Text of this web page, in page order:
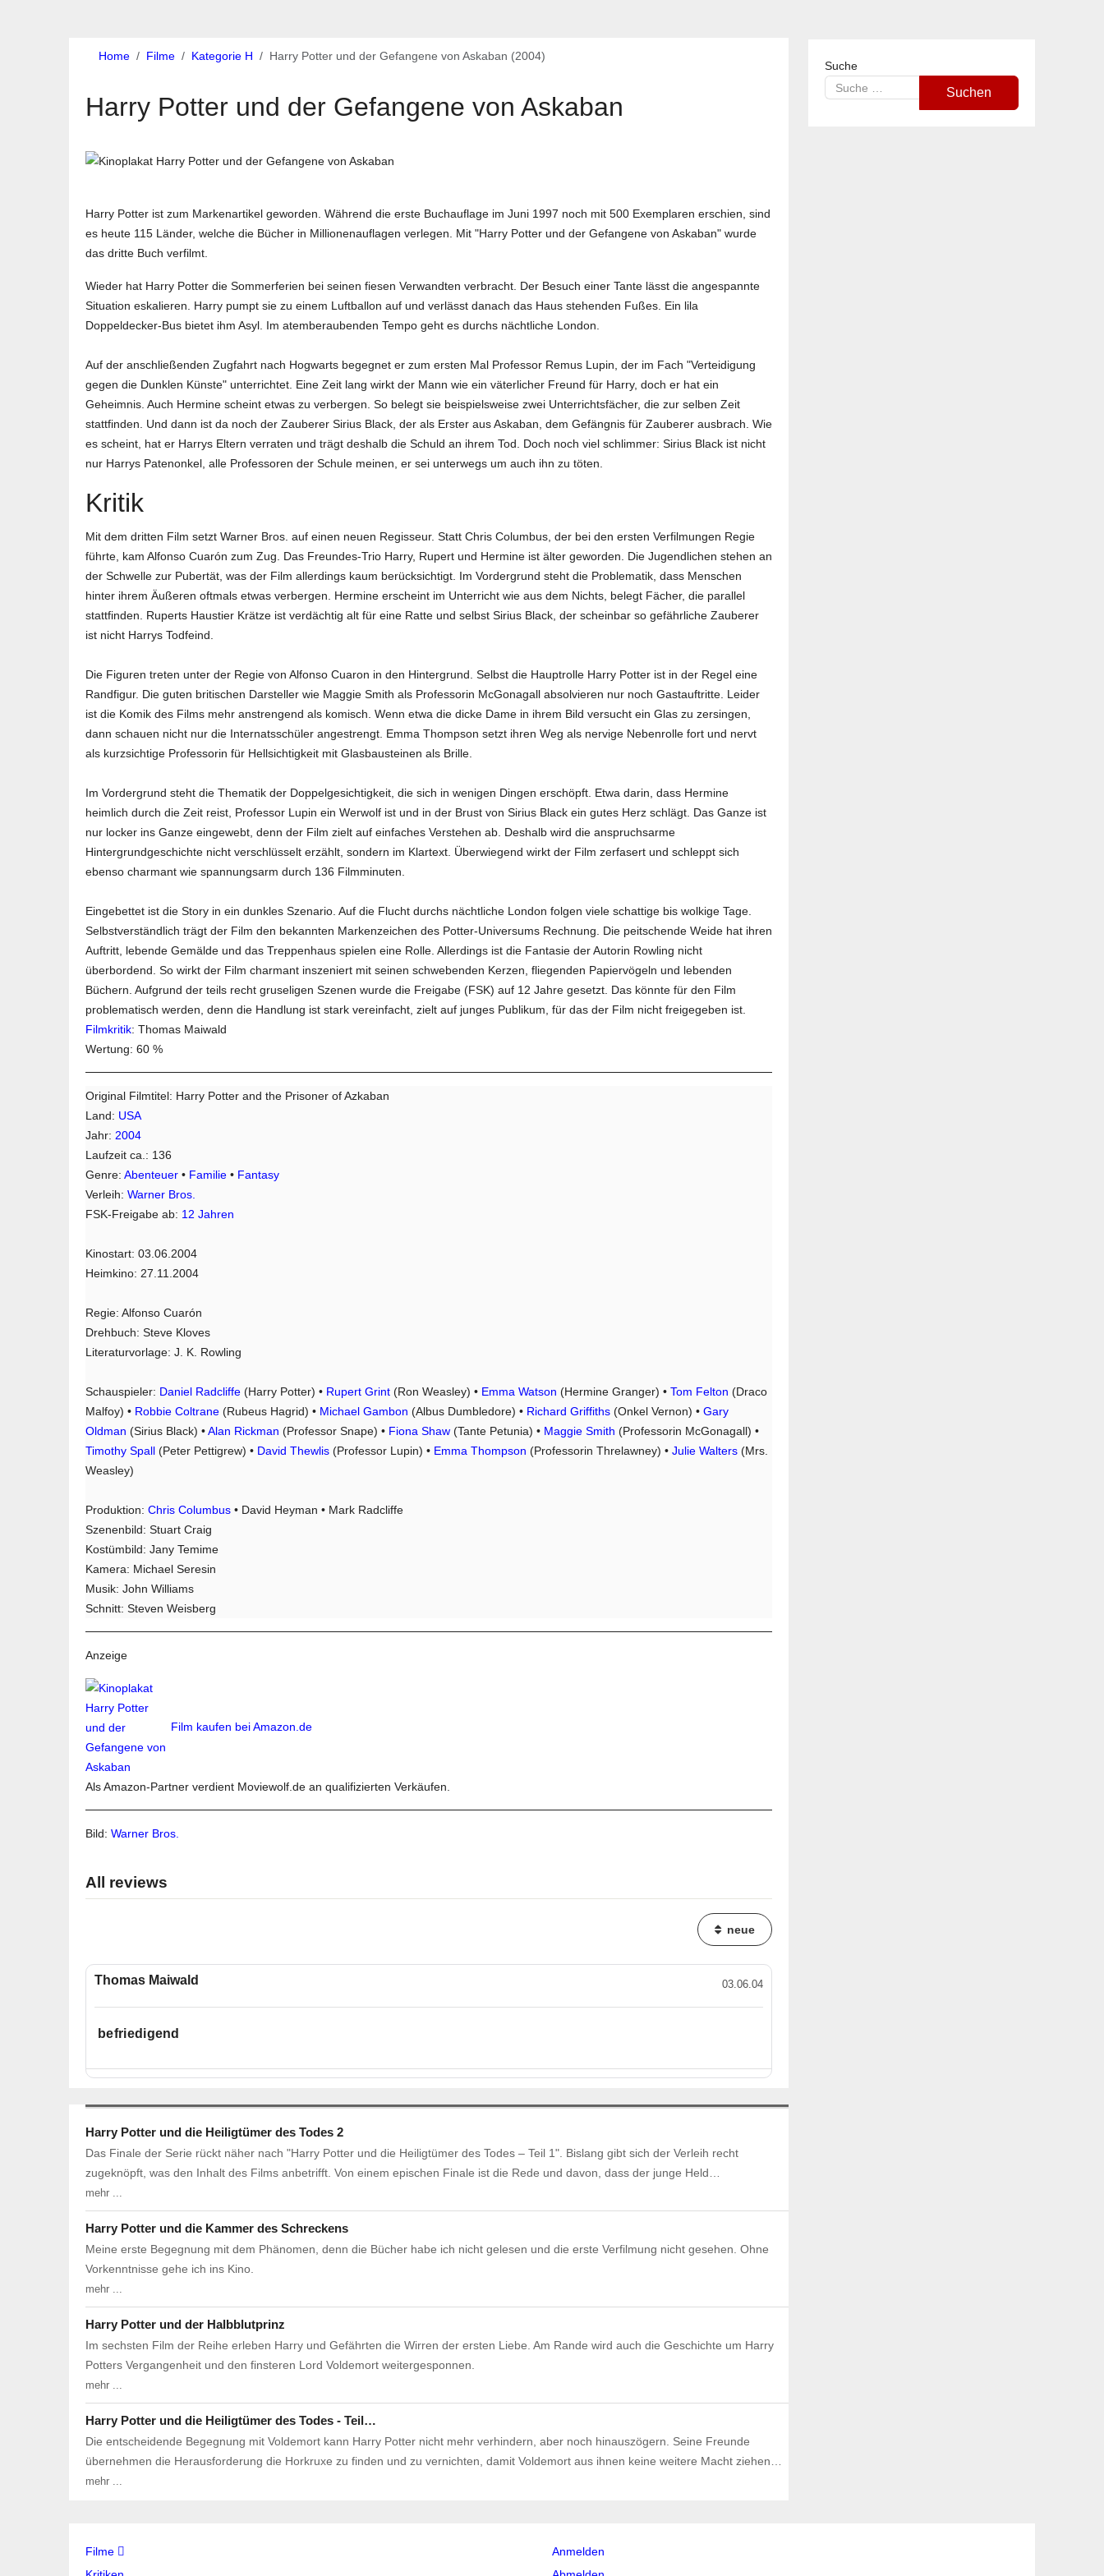
Home Filme Kategorie H Harry Potter und der Gefangene von Askaban (2004)
Harry Potter und der Gefangene von Askaban
Harry Potter ist zum Markenartikel geworden. Während die erste Buchauflage im Juni 1997 noch mit 500 Exemplaren erschien, sind
es heute 115 Länder, welche die Bücher in Millionenauflagen verlegen. Mit "Harry Potter und der Gefangene von Askaban" wurde
das dritte Buch verfilmt.
Wieder hat Harry Potter die Sommerferien bei seinen fiesen Verwandten verbracht. Der Besuch einer Tante lässt die angespannte
Situation eskalieren. Harry pumpt sie zu einem Luftballon auf und verlässt danach das Haus stehenden Fußes. Ein lila
Doppeldecker-Bus bietet ihm Asyl. Im atemberaubenden Tempo geht es durchs nächtliche London.
Auf der anschließenden Zugfahrt nach Hogwarts begegnet er zum ersten Mal Professor Remus Lupin, der im Fach "Verteidigung
gegen die Dunklen Künste" unterrichtet. Eine Zeit lang wirkt der Mann wie ein väterlicher Freund für Harry, doch er hat ein
Geheimnis. Auch Hermine scheint etwas zu verbergen. So belegt sie beispielsweise zwei Unterrichtsfächer, die zur selben Zeit
stattfinden. Und dann ist da noch der Zauberer Sirius Black, der als Erster aus Askaban, dem Gefängnis für Zauberer ausbrach. Wie
es scheint, hat er Harrys Eltern verraten und trägt deshalb die Schuld an ihrem Tod. Doch noch viel schlimmer: Sirius Black ist nicht
nur Harrys Patenonkel, alle Professoren der Schule meinen, er sei unterwegs um auch ihn zu töten.
Kritik
Mit dem dritten Film setzt Warner Bros. auf einen neuen Regisseur. Statt Chris Columbus, der bei den ersten Verfilmungen Regie
führte, kam Alfonso Cuarón zum Zug. Das Freundes-Trio Harry, Rupert und Hermine ist älter geworden. Die Jugendlichen stehen an
der Schwelle zur Pubertät, was der Film allerdings kaum berücksichtigt. Im Vordergrund steht die Problematik, dass Menschen
hinter ihrem Äußeren oftmals etwas verbergen. Hermine erscheint im Unterricht wie aus dem Nichts, belegt Fächer, die parallel
stattfinden. Ruperts Haustier Krätze ist verdächtig alt für eine Ratte und selbst Sirius Black, der scheinbar so gefährliche Zauberer
ist nicht Harrys Todfeind.
Die Figuren treten unter der Regie von Alfonso Cuaron in den Hintergrund. Selbst die Hauptrolle Harry Potter ist in der Regel eine
Randfigur. Die guten britischen Darsteller wie Maggie Smith als Professorin McGonagall absolvieren nur noch Gastauftritte. Leider
ist die Komik des Films mehr anstrengend als komisch. Wenn etwa die dicke Dame in ihrem Bild versucht ein Glas zu zersingen,
dann schauen nicht nur die Internatsschüler angestrengt. Emma Thompson setzt ihren Weg als nervige Nebenrolle fort und nervt
als kurzsichtige Professorin für Hellsichtigkeit mit Glasbausteinen als Brille.
Im Vordergrund steht die Thematik der Doppelgesichtigkeit, die sich in wenigen Dingen erschöpft. Etwa darin, dass Hermine
heimlich durch die Zeit reist, Professor Lupin ein Werwolf ist und in der Brust von Sirius Black ein gutes Herz schlägt. Das Ganze ist
nur locker ins Ganze eingewebt, denn der Film zielt auf einfaches Verstehen ab. Deshalb wird die anspruchsarme
Hintergrundgeschichte nicht verschlüsselt erzählt, sondern im Klartext. Überwiegend wirkt der Film zerfasert und schleppt sich
ebenso charmant wie spannungsarm durch 136 Filmminuten.
Eingebettet ist die Story in ein dunkles Szenario. Auf die Flucht durchs nächtliche London folgen viele schattige bis wolkige Tage.
Selbstverständlich trägt der Film den bekannten Markenzeichen des Potter-Universums Rechnung. Die peitschende Weide hat ihren
Auftritt, lebende Gemälde und das Treppenhaus spielen eine Rolle. Allerdings ist die Fantasie der Autorin Rowling nicht
überbordend. So wirkt der Film charmant inszeniert mit seinen schwebenden Kerzen, fliegenden Papiervögeln und lebenden
Büchern. Aufgrund der teils recht gruseligen Szenen wurde die Freigabe (FSK) auf 12 Jahre gesetzt. Das könnte für den Film
problematisch werden, denn die Handlung ist stark vereinfacht, zielt auf junges Publikum, für das der Film nicht freigegeben ist.
Filmkritik: Thomas Maiwald
Wertung: 60 %
Original Filmtitel: Harry Potter and the Prisoner of Azkaban
Land: USA
Jahr: 2004
Laufzeit ca.: 136
Genre: Abenteuer • Familie • Fantasy
Verleih: Warner Bros.
FSK-Freigabe ab: 12 Jahren
Kinostart: 03.06.2004
Heimkino: 27.11.2004
Regie: Alfonso Cuarón
Drehbuch: Steve Kloves
Literaturvorlage: J. K. Rowling
Schauspieler: Daniel Radcliffe (Harry Potter) • Rupert Grint (Ron Weasley) • Emma Watson (Hermine Granger) • Tom Felton (Draco
Malfoy) • Robbie Coltrane (Rubeus Hagrid) • Michael Gambon (Albus Dumbledore) • Richard Griffiths (Onkel Vernon) • Gary
Oldman (Sirius Black) •Alan Rickman (Professor Snape) • Fiona Shaw (Tante Petunia) • Maggie Smith (Professorin McGonagall) •
Timothy Spall (Peter Pettigrew) • David Thewlis (Professor Lupin) • Emma Thompson (Professorin Threlawney) • Julie Walters (Mrs.
Weasley)
Produktion: Chris Columbus • David Heyman • Mark Radcliffe
Szenenbild: Stuart Craig
Kostümbild: Jany Temime
Kamera: Michael Seresin
Musik: John Williams
Schnitt: Steven Weisberg
Anzeige
Film kaufen bei Amazon.de
Als Amazon-Partner verdient Moviewolf.de an qualifizierten Verkäufen.
Bild: Warner Bros.
All reviews
neue
Thomas Maiwald 03.06.04
befriedigend
Harry Potter und die Heiligtümer des Todes 2
Das Finale der Serie rückt näher nach "Harry Potter und die Heiligtümer des Todes – Teil 1". Bislang gibt sich der Verleih recht
zugeknöpft, was den Inhalt des Films anbetrifft. Von einem epischen Finale ist die Rede und davon, dass der junge Held…
mehr ...
Harry Potter und die Kammer des Schreckens
Meine erste Begegnung mit dem Phänomen, denn die Bücher habe ich nicht gelesen und die erste Verfilmung nicht gesehen. Ohne
Vorkenntnisse gehe ich ins Kino.
mehr ...
Harry Potter und der Halbblutprinz
Im sechsten Film der Reihe erleben Harry und Gefährten die Wirren der ersten Liebe. Am Rande wird auch die Geschichte um Harry
Potters Vergangenheit und den finsteren Lord Voldemort weitergesponnen.
mehr ...
Harry Potter und die Heiligtümer des Todes - Teil…
Die entscheidende Begegnung mit Voldemort kann Harry Potter nicht mehr verhindern, aber noch hinauszögern. Seine Freunde
übernehmen die Herausforderung die Horkruxe zu finden und zu vernichten, damit Voldemort aus ihnen keine weitere Macht ziehen…
mehr ...
Suche
Suchen
Filme
Anmelden